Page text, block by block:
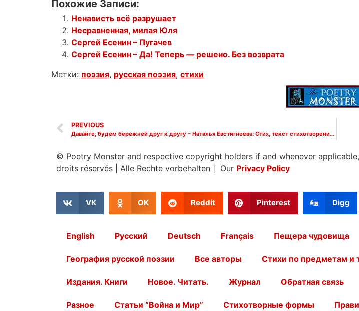
Похожие Записи:
Ненависть всё разрушает
Несравненная, милая Юля
Сергей Есенин – Пугачев
Сергей Есенин – Да! Теперь — решено. Без возврата
Метки: поэзия, русская поэзия, стихи
PREVIOUS
Давайте, будем бережней друг к другу – Наталья Евстигнеева: Стих, текст стихотворения на Poetry Monster
© Poetry Monster and respective copyright holders if and whenever
droits réservés
Alle Rechte vorbehalten | Our Privacy Policy
VK OK Reddit Pinterest Digg
English Русский Deutsch Français Пещера чудовища
География русской поэзии Все авторы Стихи по предметам и
Издания. Книги Новое. Читать. Журнал Обратная связь
Разное Статьи “Война и Мир” Стихотворные формы